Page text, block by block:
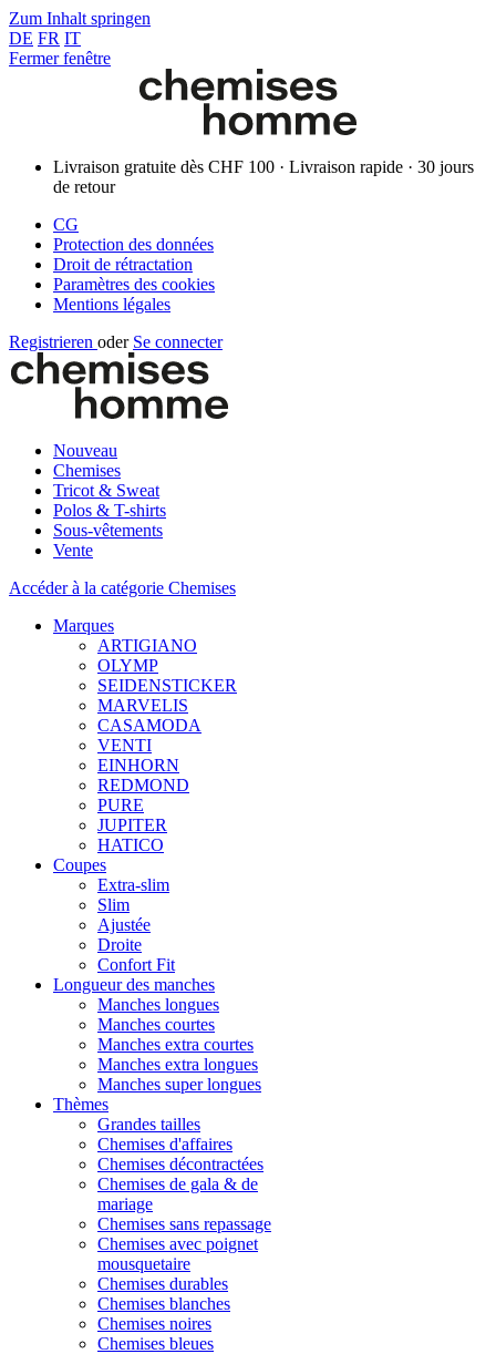
Zum Inhalt springen
DE FR IT
Fermer fenêtre
Livraison gratuite dès CHF 100 · Livraison rapide · 30 jours
de retour
CG
Protection des données
Droit de rétractation
Paramètres des cookies
Mentions légales
Registrieren oder Se connecter
Nouveau
Chemises
Tricot & Sweat
Polos & T-shirts
Sous-vêtements
Vente
Accéder à la catégorie Chemises
Marques
ARTIGIANO
OLYMP
SEIDENSTICKER
MARVELIS
CASAMODA
VENTI
EINHORN
REDMOND
PURE
JUPITER
HATICO
Coupes
Extra-slim
Slim
Ajustée
Droite
Confort Fit
Longueur des manches
Manches longues
Manches courtes
Manches extra courtes
Manches extra longues
Manches super longues
Thèmes
Grandes tailles
Chemises d'affaires
Chemises décontractées
Chemises de gala & de
mariage
Chemises sans repassage
Chemises avec poignet
mousquetaire
Chemises durables
Chemises blanches
Chemises noires
Chemises bleues